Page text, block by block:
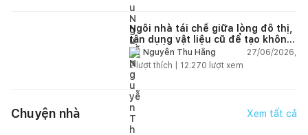
Ngôi nhà tái chế giữa lòng đô thị,
tận dụng vật liệu cũ để tạo không
gian sống linh hoạt
Nguyễn Thu Hằng
27/06/2026,
2lượt thích | 12.270 lượt xem
Chuyện nhà Xem tất cả